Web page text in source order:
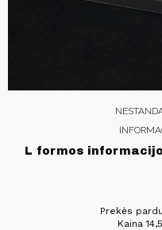
L formos
Prekės
Kaina